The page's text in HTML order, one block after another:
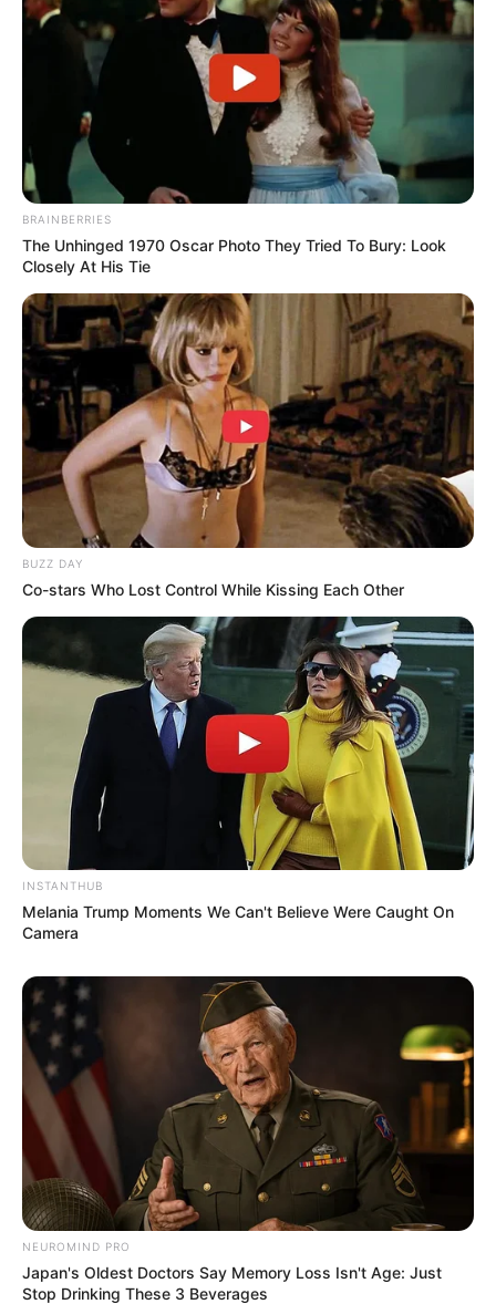
Anti Mainstream, 10 Cara
Membawa Barang Belanjaan
Versi Warga Thailand
Langka Banget! 10 Pose Lucu
Katak yang Bikin Ketawa
Gemes
Ambyar! 10 Kalimat Baper
Pakai Bahasa Jawa Ini Bikin
Galau Abis
Fail! 10 Potret Makanan Gagal
Nggak Selera
10 Pose Manekin Anti
Mainstream yang Konyol
Banget
BRAINBERRIES
The Unhinged 1970 Oscar Photo They Tried To Bury: Look
Closely At His Tie
BUZZ DAY
Co-stars Who Lost Control While Kissing Each Other
INSTANTHUB
Melania Trump Moments We Can't Believe Were Caught On
Camera
NEUROMIND PRO
Japan's Oldest Doctors Say Memory Loss Isn't Age: Just
Stop Drinking These 3 Beverages